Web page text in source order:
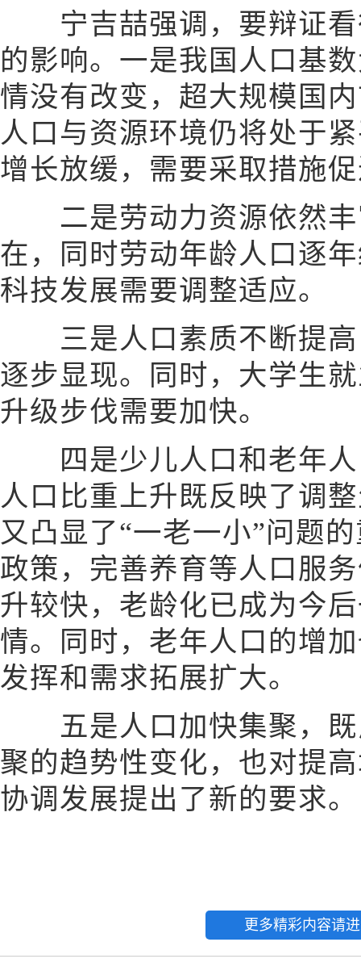
宁吉喆强调，要辩证看
的影响。一是我国人口基
情没有改变，超大规模国
人口与资源环境仍将处于
增长放缓，需要采取措施
二是劳动力资源依然丰
在，同时劳动年龄人口逐
科技发展需要调整适应。
三是人口素质不断提高
逐步显现。同时，大学生
升级步伐需要加快。
四是少儿人口和老年人
人口比重上升既反映了调
又凸显了“一老一小”问题
政策，完善养育等人口服
升较快，老龄化已成为今
情。同时，老年人口的增
发挥和需求拓展扩大。
五是人口加快集聚，既
聚的趋势性变化，也对提
协调发展提出了新的要求。
更多精彩内容请